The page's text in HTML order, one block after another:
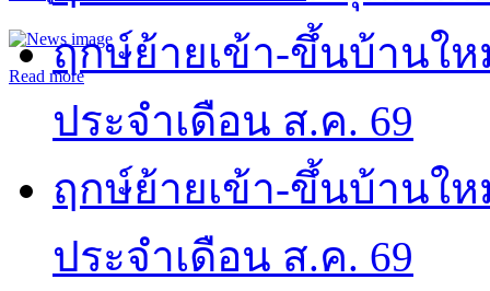
Read moreฤกษ์ย้ายเข้า-ขึ้นบ้านใ
ประจำเดือน ส.ค. 69
ฤกษ์ย้ายเข้า-ขึ้นบ้านใ
ประจำเดือน ส.ค. 69